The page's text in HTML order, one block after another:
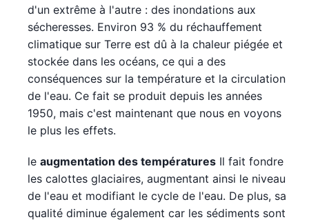
d'un extrême à l'autre : des inondations aux
sécheresses. Environ 93 % du réchauffement
climatique sur Terre est dû à la chaleur piégée et
stockée dans les océans, ce qui a des
conséquences sur la température et la circulation
de l'eau. Ce fait se produit depuis les années
1950, mais c'est maintenant que nous en voyons
le plus les effets.
le augmentation des températures Il fait fondre
les calottes glaciaires, augmentant ainsi le niveau
de l'eau et modifiant le cycle de l'eau. De plus, sa
qualité diminue également car les sédiments sont